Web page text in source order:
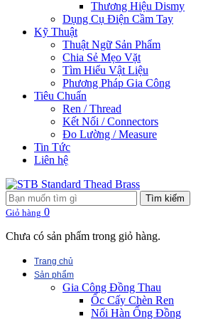
Thương Hiệu Dismy
Dụng Cụ Điện Cầm Tay
Kỹ Thuật
Thuật Ngữ Sản Phẩm
Chia Sẻ Mẹo Vặt
Tìm Hiểu Vật Liệu
Phương Pháp Gia Công
Tiêu Chuẩn
Ren / Thread
Kết Nối / Connectors
Đo Lường / Measure
Tin Tức
Liên hệ
Tìm kiếm
Giỏ hàng 0
Chưa có sản phẩm trong giỏ hàng.
Trang chủ
Sản phẩm
Gia Công Đồng Thau
Ốc Cấy Chèn Ren
Nối Hàn Ống Đồng